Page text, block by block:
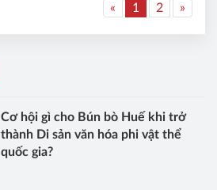
« 1 2 »
Cơ hội gì cho Bún bò Huế khi trở
thành Di sản văn hóa phi vật thể
quốc gia?